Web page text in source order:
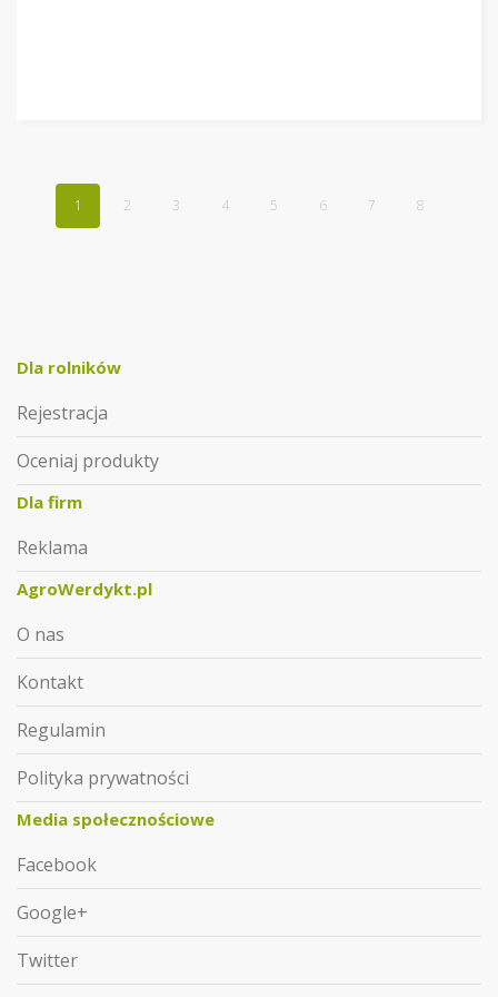
1 2 3 4 5 6 7 8
Dla rolników
Rejestracja
Oceniaj produkty
Dla firm
Reklama
AgroWerdykt.pl
O nas
Kontakt
Regulamin
Polityka prywatności
Media społecznościowe
Facebook
Google+
Twitter